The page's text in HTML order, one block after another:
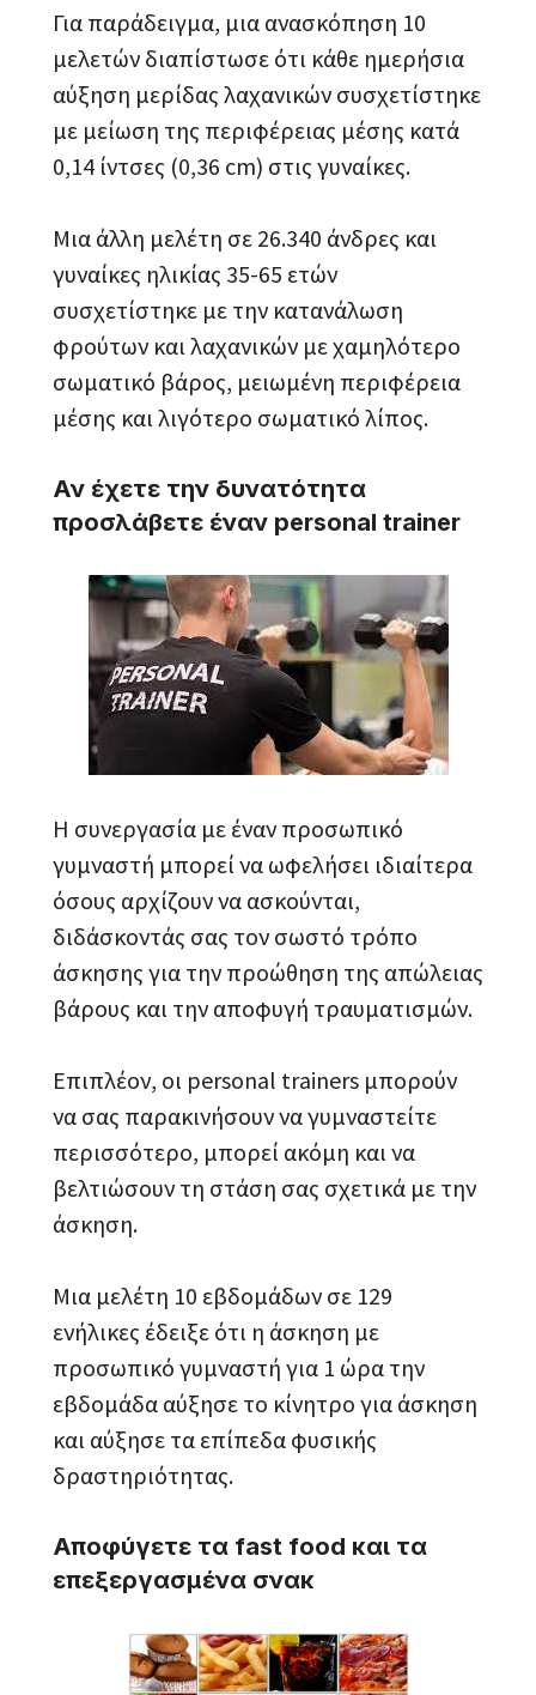
Για παράδειγμα, μια ανασκόπηση 10
μελετών διαπίστωσε ότι κάθε ημερήσια
αύξηση μερίδας λαχανικών συσχετίστηκε
με μείωση της περιφέρειας μέσης κατά
0,14 ίντσες (0,36 cm) στις γυναίκες.
Μια άλλη μελέτη σε 26.340 άνδρες και
γυναίκες ηλικίας 35-65 ετών
συσχετίστηκε με την κατανάλωση
φρούτων και λαχανικών με χαμηλότερο
σωματικό βάρος, μειωμένη περιφέρεια
μέσης και λιγότερο σωματικό λίπος.
Αν έχετε την δυνατότητα
προσλάβετε έναν personal trainer
Η συνεργασία με έναν προσωπικό
γυμναστή μπορεί να ωφελήσει ιδιαίτερα
όσους αρχίζουν να ασκούνται,
διδάσκοντάς σας τον σωστό τρόπο
άσκησης για την προώθηση της απώλειας
βάρους και την αποφυγή τραυματισμών.
Επιπλέον, οι personal trainers μπορούν
να σας παρακινήσουν να γυμναστείτε
περισσότερο, μπορεί ακόμη και να
βελτιώσουν τη στάση σας σχετικά με την
άσκηση.
Μια μελέτη 10 εβδομάδων σε 129
ενήλικες έδειξε ότι η άσκηση με
προσωπικό γυμναστή για 1 ώρα την
εβδομάδα αύξησε το κίνητρο για άσκηση
και αύξησε τα επίπεδα φυσικής
δραστηριότητας.
Αποφύγετε τα fast food και τα
επεξεργασμένα σνακ